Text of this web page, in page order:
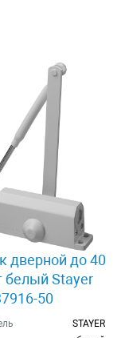
дверной до 40
белый Stayer
50
STAYER